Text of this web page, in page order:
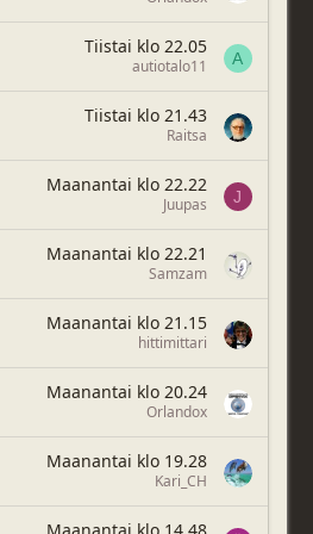
Tiistai klo 22.05
autiotalo11 A
Tiistai klo 21.43
Raitsa
Maanantai klo 22.22
Juupas J
Maanantai klo 22.21
Samzam
Maanantai klo 21.15
hittimittari
Maanantai klo 20.24
Orlandox
Maanantai klo 19.28
Kari_CH